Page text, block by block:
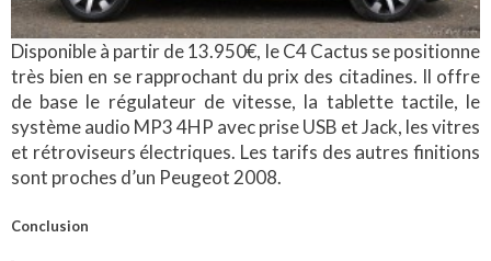
Disponible à partir de 13.950€, le C4 Cactus se positionne
très bien en se rapprochant du prix des citadines. Il offre
de base le régulateur de vitesse, la tablette tactile, le
système audio MP3 4HP avec prise USB et Jack, les vitres
et rétroviseurs électriques. Les tarifs des autres finitions
sont proches d’un Peugeot 2008.
Conclusion